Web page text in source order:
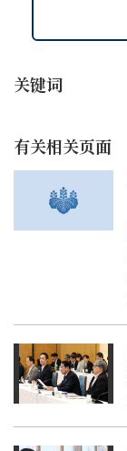
关键词
有关相关页面